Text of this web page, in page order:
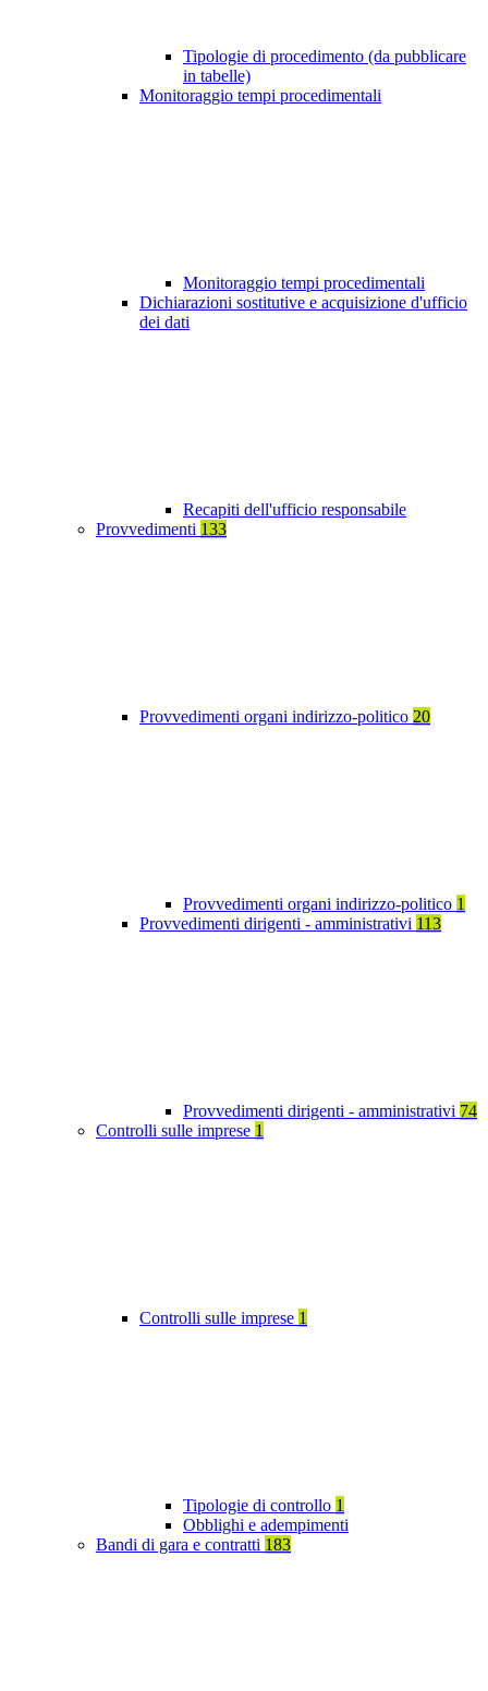
Tipologie di procedimento (da pubblicare
in tabelle)
Monitoraggio tempi procedimentali
Monitoraggio tempi procedimentali
Dichiarazioni sostitutive e acquisizione d'ufficio
dei dati
Recapiti dell'ufficio responsabile
Provvedimenti 133
Provvedimenti organi indirizzo-politico 20
Provvedimenti organi indirizzo-politico 1
Provvedimenti dirigenti - amministrativi 113
Provvedimenti dirigenti - amministrativi 74
Controlli sulle imprese 1
Controlli sulle imprese 1
Tipologie di controllo 1
Obblighi e adempimenti
Bandi di gara e contratti 183